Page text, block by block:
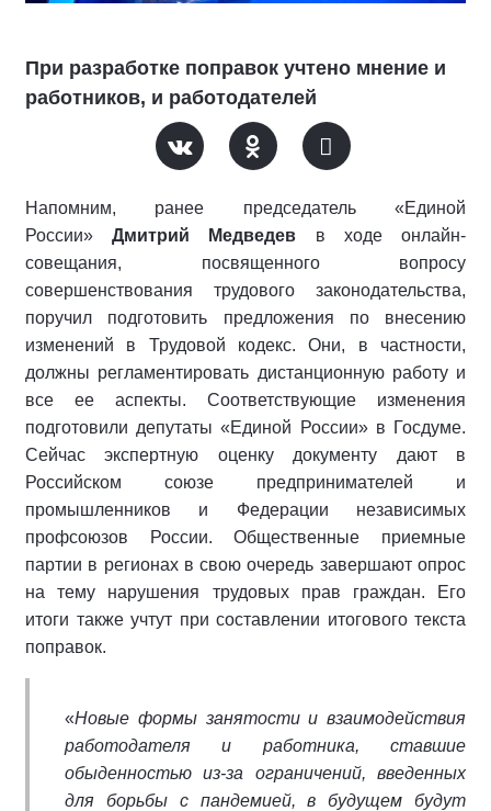
При разработке поправок учтено мнение и
работников, и работодателей
Напомним, ранее председатель «Единой
России»Дмитрий Медведев в ходе онлайн-
совещания, посвященного вопросу
совершенствования трудового законодательства,
поручил подготовить предложения по внесению
изменений в Трудовой кодекс. Они, в частности,
должны регламентировать дистанционную работу и
все ее аспекты. Соответствующие изменения
подготовили депутаты «Единой России» в Госдуме.
Сейчас экспертную оценку документу дают в
Российском союзе предпринимателей и
промышленников и Федерации независимых
профсоюзов России. Общественные приемные
партии в регионах в свою очередь завершают опрос
на тему нарушения трудовых прав граждан. Его
итоги также учтут при составлении итогового текста
поправок.
«Новые формы занятости и взаимодействия
работодателя и работника, ставшие
обыденностью из-за ограничений, введенных
для борьбы с пандемией, в будущем будут